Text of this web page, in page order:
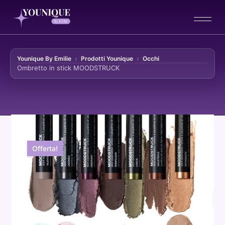
Younique By Emilie Prodotti Younique Occhi
Ombretto in stick MOODSTRUCK
Vai al contenuto
Offerta!